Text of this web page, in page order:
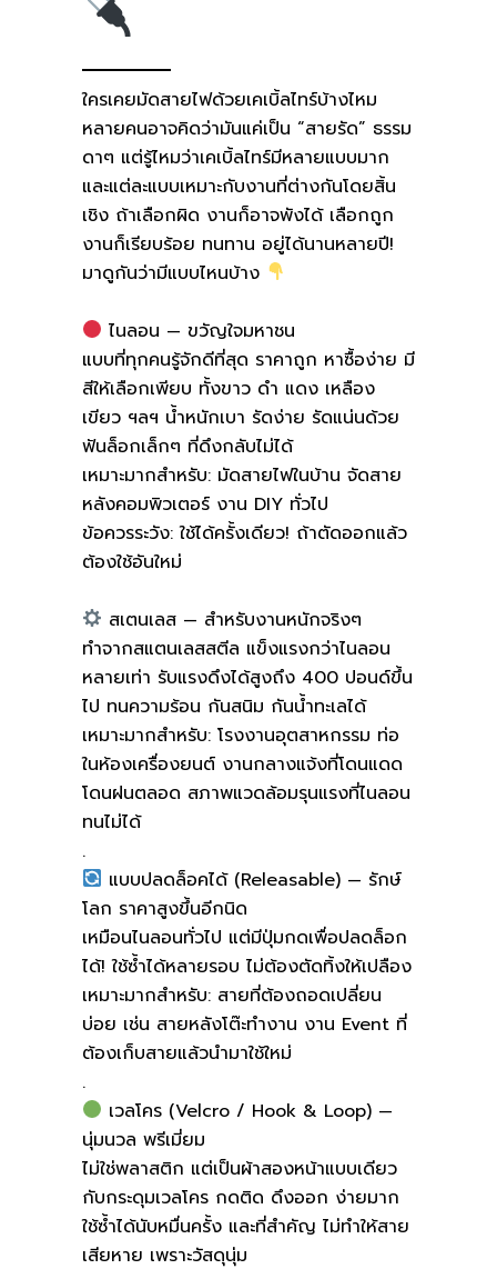
ใครเคยมัดสายไฟด้วยเคเบิ้ลไทร์บ้างไหม
หลายคนอาจคิดว่ามันแค่เป็น “สายรัด” ธรรม
ดาๆ แต่รู้ไหมว่าเคเบิ้ลไทร์มีหลายแบบมาก
และแต่ละแบบเหมาะกับงานที่ต่างกันโดยสิ้น
เชิง ถ้าเลือกผิด งานก็อาจพังได้ เลือกถูก
งานก็เรียบร้อย ทนทาน อยู่ได้นานหลายปี!
มาดูกันว่ามีแบบไหนบ้าง
ไนลอน — ขวัญใจมหาชน
แบบที่ทุกคนรู้จักดีที่สุด ราคาถูก หาซื้อง่าย มี
สีให้เลือกเพียบ ทั้งขาว ดำ แดง เหลือง
เขียว ฯลฯ น้ำหนักเบา รัดง่าย รัดแน่นด้วย
ฟันล็อกเล็กๆ ที่ดึงกลับไม่ได้
เหมาะมากสำหรับ: มัดสายไฟในบ้าน จัดสาย
หลังคอมพิวเตอร์ งาน DIY ทั่วไป
ข้อควรระวัง: ใช้ได้ครั้งเดียว! ถ้าตัดออกแล้ว
ต้องใช้อันใหม่
สเตนเลส — สำหรับงานหนักจริงๆ
ทำจากสแตนเลสสตีล แข็งแรงกว่าไนลอน
หลายเท่า รับแรงดึงได้สูงถึง 400 ปอนด์ขึ้น
ไป ทนความร้อน กันสนิม กันน้ำทะเลได้
เหมาะมากสำหรับ: โรงงานอุตสาหกรรม ท่อ
ในห้องเครื่องยนต์ งานกลางแจ้งที่โดนแดด
โดนฝนตลอด สภาพแวดล้อมรุนแรงที่ไนลอน
ทนไม่ได้
.
แบบปลดล็อคได้ (Releasable) — รักษ์
โลก ราคาสูงขึ้นอีกนิด
เหมือนไนลอนทั่วไป แต่มีปุ่มกดเพื่อปลดล็อก
ได้! ใช้ซ้ำได้หลายรอบ ไม่ต้องตัดทิ้งให้เปลือง
เหมาะมากสำหรับ: สายที่ต้องถอดเปลี่ยน
บ่อย เช่น สายหลังโต๊ะทำงาน งาน Event ที่
ต้องเก็บสายแล้วนำมาใช้ใหม่
.
เวลโคร (Velcro / Hook & Loop) —
นุ่มนวล พรีเมี่ยม
ไม่ใช่พลาสติก แต่เป็นผ้าสองหน้าแบบเดียว
กับกระดุมเวลโคร กดติด ดึงออก ง่ายมาก
ใช้ซ้ำได้นับหมื่นครั้ง และที่สำคัญ ไม่ทำให้สาย
เสียหาย เพราะวัสดุนุ่ม